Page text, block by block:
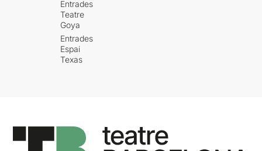
Entrades
Teatre
Goya
Entrades
Espai
Texas